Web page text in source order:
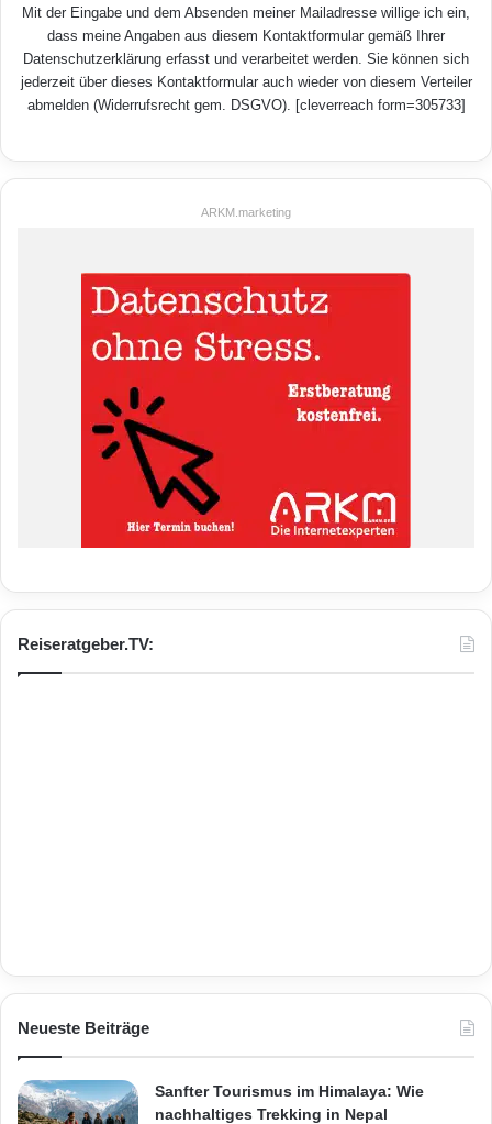
Mit der Eingabe und dem Absenden meiner Mailadresse willige ich ein,
dass meine Angaben aus diesem Kontaktformular gemäß Ihrer
Datenschutzerklärung erfasst und verarbeitet werden. Sie können sich
jederzeit über dieses Kontaktformular auch wieder von diesem Verteiler
abmelden (Widerrufsrecht gem. DSGVO). [cleverreach form=305733]
ARKM.marketing
Reiseratgeber.TV:
Neueste Beiträge
Sanfter Tourismus im Himalaya: Wie
nachhaltiges Trekking in Nepal